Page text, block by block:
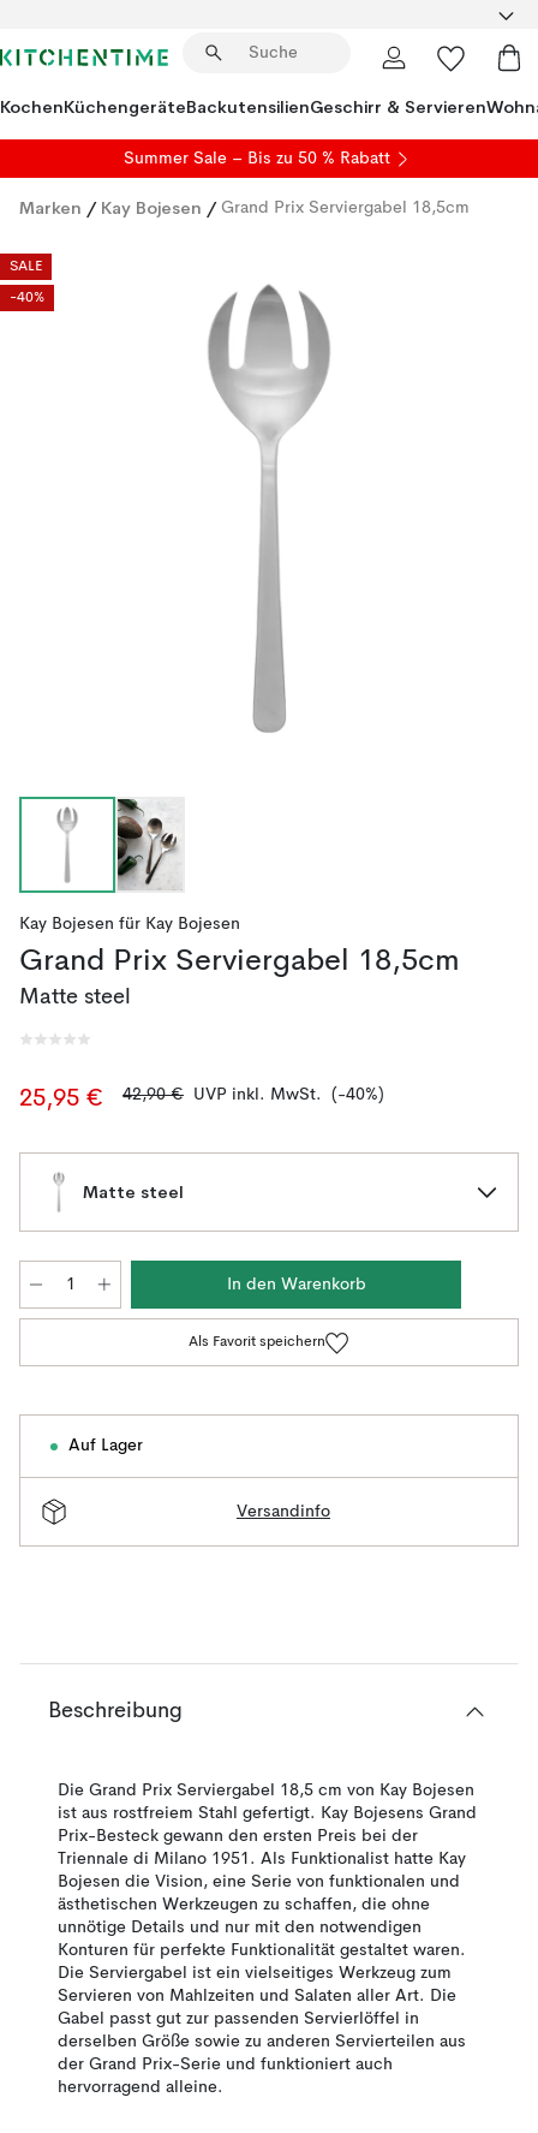
KochenKüchengeräteBackutensilienGeschirr & Servieren
Summer Sale – Bis zu 50 % Rabatt
Marken / Kay Bojesen / Grand Prix Serviergabel 18,5cm
SALE
-40%
Kay Bojesen für Kay Bojesen
Grand Prix Serviergabel 18,5cm
Matte steel
25,95 € 42,90 € UVP inkl. MwSt. (-40%)
Matte steel
In den Warenkorb
Als Favorit speichern
Auf Lager
Versandinfo
Beschreibung
Die Grand Prix Serviergabel 18,5 cm von Kay Bojesen
ist aus rostfreiem Stahl gefertigt. Kay Bojesens Grand
Prix-Besteck gewann den ersten Preis bei der
Triennale di Milano 1951. Als Funktionalist hatte Kay
Bojesen die Vision, eine Serie von funktionalen und
ästhetischen Werkzeugen zu schaffen, die ohne
unnötige Details und nur mit den notwendigen
Konturen für perfekte Funktionalität gestaltet waren.
Die Serviergabel ist ein vielseitiges Werkzeug zum
Servieren von Mahlzeiten und Salaten aller Art. Die
Gabel passt gut zur passenden Servierlöffel in
derselben Größe sowie zu anderen Servierteilen aus
der Grand Prix-Serie und funktioniert auch
hervorragend alleine.